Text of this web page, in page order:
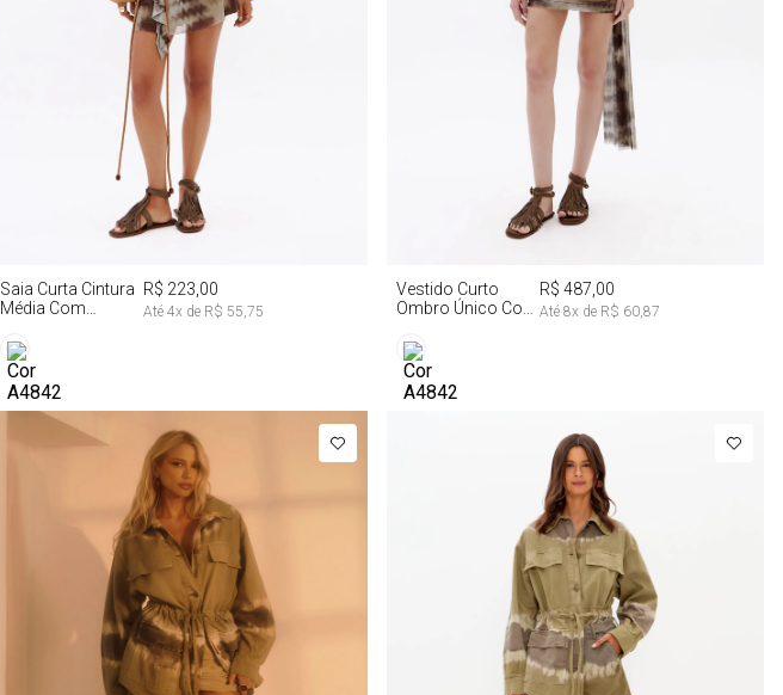
P M
Saia Curta Cintura
Média Com
R$ 223,00
Até 4x de R$ 55,75
P
Vestido Curto
Ombro Único Com
R$ 487,00
Até 8x de R$ 60,87